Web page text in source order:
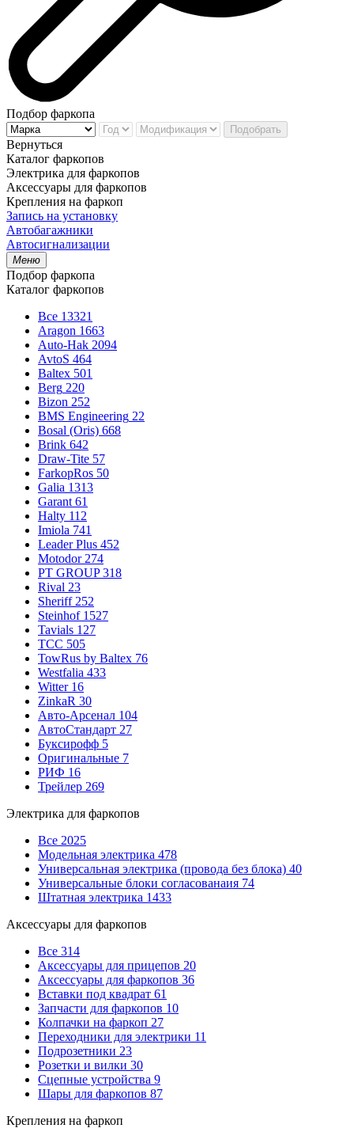
Подбор фаркопа
Подобрать
Вернуться
Каталог фаркопов
Электрика для фаркопов
Аксессуары для фаркопов
Крепления на фаркоп
Запись на установку
Автобагажники
Автосигнализации
Меню
Подбор фаркопа
Каталог фаркопов
Все 13321
Aragon 1663
Auto-Hak 2094
AvtoS 464
Baltex 501
Berg 220
Bizon 252
BMS Engineering 22
Bosal (Oris) 668
Brink 642
Draw-Tite 57
FarkopRos 50
Galia 1313
Garant 61
Halty 112
Imiola 741
Leader Plus 452
Motodor 274
PT GROUP 318
Rival 23
Sheriff 252
Steinhof 1527
Tavials 127
TCC 505
TowRus by Baltex 76
Westfalia 433
Witter 16
ZinkaR 30
Авто-Арсенал 104
АвтоСтандарт 27
Буксирофф 5
Оригинальные 7
РИФ 16
Трейлер 269
Электрика для фаркопов
Все 2025
Модельная электрика 478
Универсальная электрика (провода без блока) 40
Универсальные блоки согласованаия 74
Штатная электрика 1433
Аксессуары для фаркопов
Все 314
Аксессуары для прицепов 20
Аксессуары для фаркопов 36
Вставки под квадрат 61
Запчасти для фаркопов 10
Колпачки на фаркоп 27
Переходники для электрики 11
Подрозетники 23
Розетки и вилки 30
Сцепные устройства 9
Шары для фаркопов 87
Крепления на фаркоп